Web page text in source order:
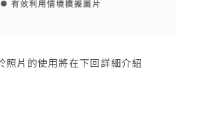
照片的使用將在下回詳細介紹